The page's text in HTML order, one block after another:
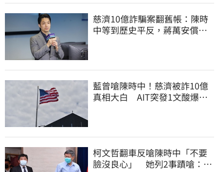
慈濟10億詐騙案翻舊帳：陳時
中等到歷史平反，蔣萬安償還
藍曾嗆陳時中！慈濟被詐10億
真相大白 AIT突發1文酸爆…
柯文哲翻車反嗆陳時中「不要
臉沒良心」 她列2事蹟嗆：沒